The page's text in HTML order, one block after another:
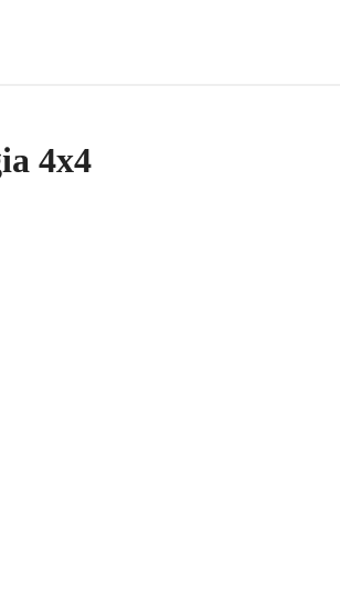
4x4